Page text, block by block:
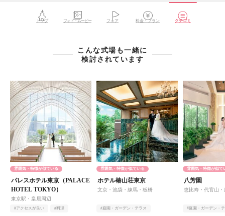
トップ フォト・ムービー フェア 料金・プラン クチコミ
こんな式場も一緒に
検討されています
雰囲気・特徴が似ている
パレスホテル東京（PALACE
HOTEL TOKYO）
東京駅・皇居周辺
#アクセスが良い
#料理
雰囲気・特徴が似ている
ホテル椿山荘東京
文京・池袋・練馬・板橋
#庭園・ガーデン・テラス
雰囲気・特徴が似て
八芳園
恵比寿・代官山
#庭園・ガーデン・